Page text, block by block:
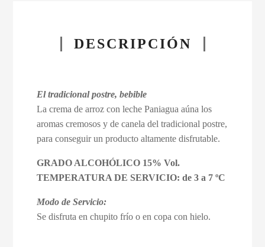
DESCRIPCIÓN
El tradicional postre, bebible
La crema de arroz con leche Paniagua aúna los
aromas cremosos y de canela del tradicional postre,
para conseguir un producto altamente disfrutable.
GRADO ALCOHÓLICO 15% Vol.
TEMPERATURA DE SERVICIO: de 3 a 7 ºC
Modo de Servicio:
Se disfruta en chupito frío o en copa con hielo.